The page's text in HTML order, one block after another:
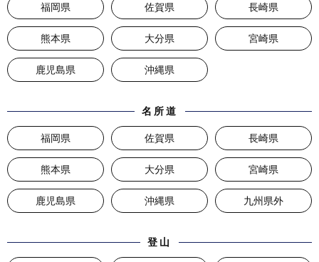
福岡県 佐賀県 長崎県
熊本県 大分県 宮崎県
鹿児島県 沖縄県
名所道
福岡県 佐賀県 長崎県
熊本県 大分県 宮崎県
鹿児島県 沖縄県 九州県外
登山